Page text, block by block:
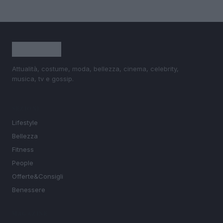
Attualità, costume, moda, bellezza, cinema, celebrity,
musica, tv e gossip.
Lifestyle
Bellezza
Fitness
People
Offerte&Consigli
Benessere